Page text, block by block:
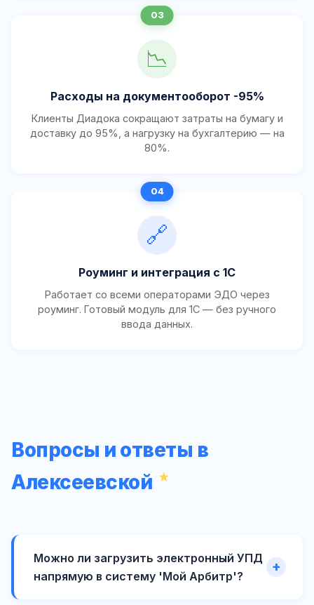
📉
Расходы на документооборот -95%
Клиенты Диадока сокращают затраты на бумагу и
доставку до 95%, а нагрузку на бухгалтерию — на
80%.
🔗
Роуминг и интеграция с 1С
Работает со всеми операторами ЭДО через
роуминг. Готовый модуль для 1С — без ручного
ввода данных.
Вопросы и ответы в
Алексеевской
Можно ли загрузить электронный УПД
напрямую в систему 'Мой Арбитр'?